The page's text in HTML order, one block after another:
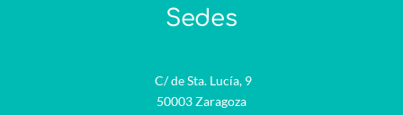
Sedes
C/ de Sta. Lucía, 9
50003 Zaragoza